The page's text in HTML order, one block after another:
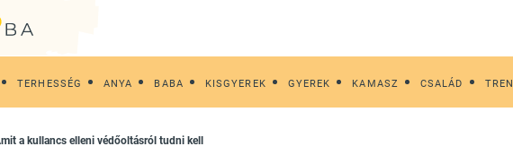
TERHESSÉG ANYA BABA KISGYEREK GYEREK KAMASZ CSALÁD
Amit a kullancs elleni védőoltásról tudni kell